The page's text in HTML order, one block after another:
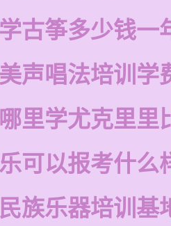
古筝多少钱一
声唱法培训学
里学尤克里里
可以报考什么
族乐器培训基